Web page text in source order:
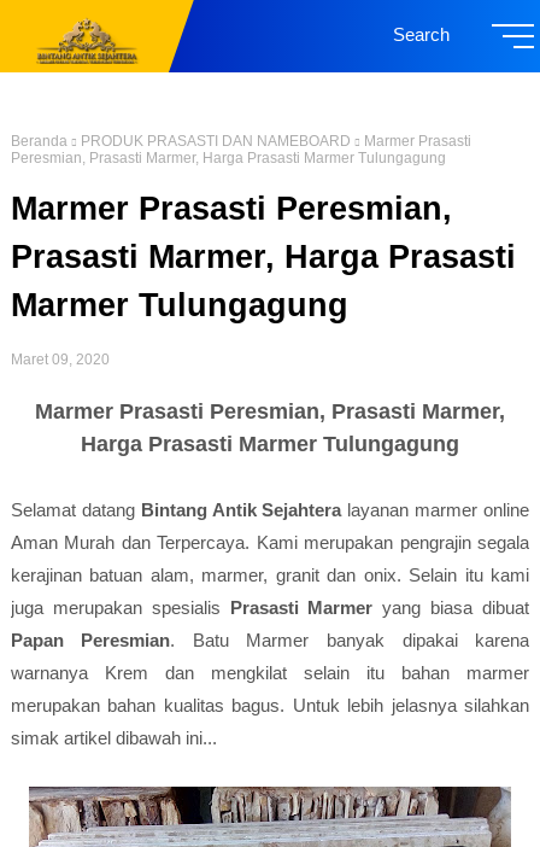
Search
Beranda PRODUK PRASASTI DAN NAMEBOARD
Marmer Prasasti
Peresmian, Prasasti Marmer, Harga Prasasti Marmer Tulungagung
Marmer Prasasti Peresmian,
Prasasti Marmer, Harga Prasasti
Marmer Tulungagung
Maret 09, 2020
Marmer Prasasti Peresmian, Prasasti Marmer,
Harga Prasasti Marmer Tulungagung
Selamat datang Bintang Antik Sejahteralayanan marmer online
Aman Murah dan Terpercaya. Kami merupakan pengrajin segala
kerajinan batuan alam, marmer, granit dan onix. Selain itu kami
juga merupakan spesialis Prasasti Marmer yang biasa dibuat
Papan Peresmian. Batu Marmer banyak dipakai karena
warnanya Krem dan mengkilat selain itu bahan marmer
merupakan bahan kualitas bagus. Untuk lebih jelasnya silahkan
simak artikel dibawah ini...